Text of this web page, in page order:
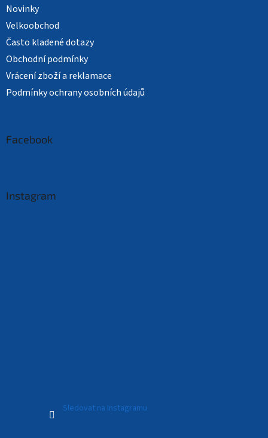
Novinky
Velkoobchod
Často kladené dotazy
Obchodní podmínky
Vrácení zboží a reklamace
Podmínky ochrany osobních údajů
Facebook
Instagram
Sledovat na Instagramu